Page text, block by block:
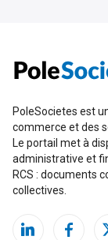
PoleSocietes est
commerce et des
Le portail met à
administrative et
RCS : documents
collectives.